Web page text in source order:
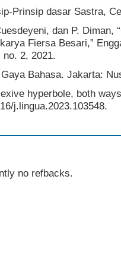
Prinsip dasar Sastra,
dan P. Diman,
Fiersa Besari,”
2, 2021.
Bahasa. Jakarta:
hyperbole, both
j.lingua.2023.103548.
no refbacks.